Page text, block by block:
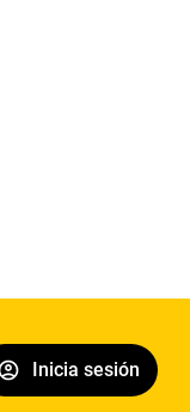
Inicia sesión